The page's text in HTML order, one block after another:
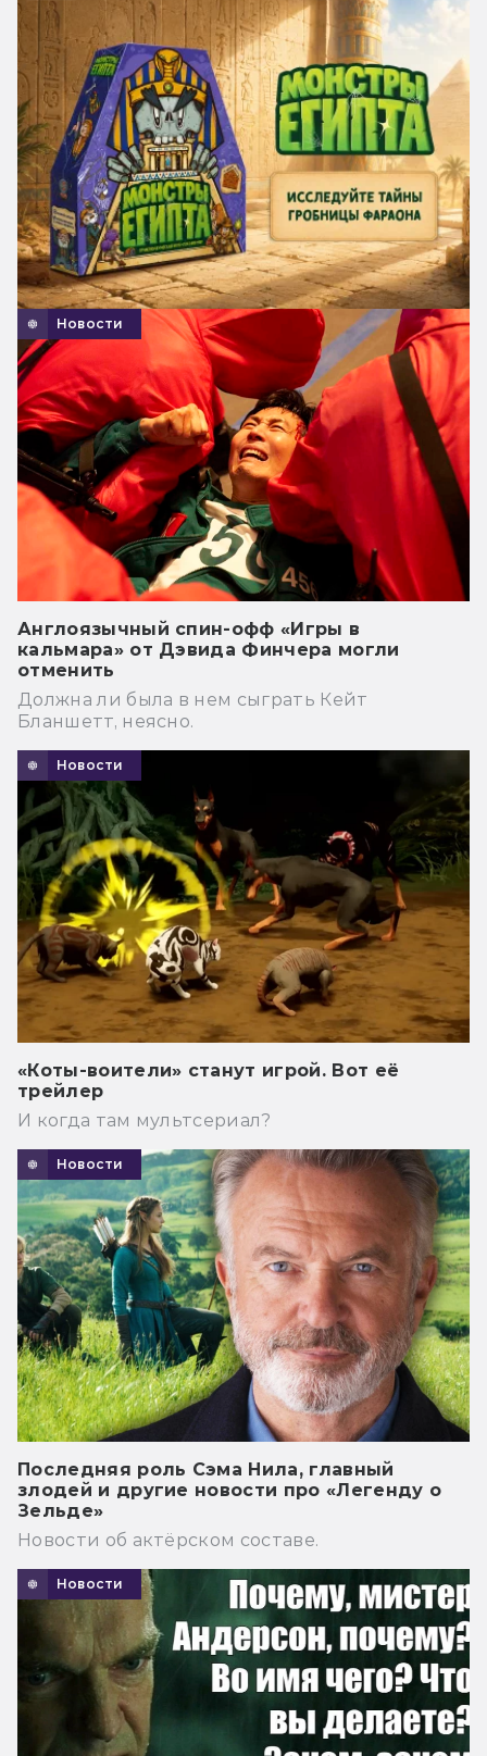
Новости
Англоязычный спин-офф «Игры в
кальмара» от Дэвида Финчера могли
отменить
Должна ли была в нем сыграть Кейт
Бланшетт, неясно.
Новости
«Коты-воители» станут игрой. Вот её
трейлер
И когда там мультсериал?
Новости
Последняя роль Сэма Нила, главный
злодей и другие новости про «Легенду о
Зельде»
Новости об актёрском составе.
Новости